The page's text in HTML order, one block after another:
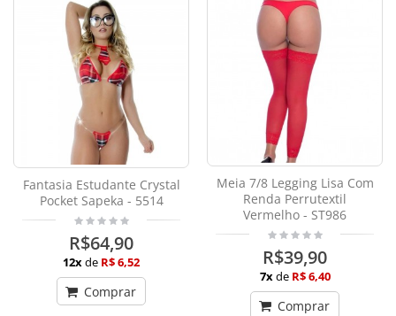
Fantasia Estudante Crystal
Pocket Sapeka - 5514
R$64,90
12xde R$ 6,52
Comprar
Meia 7/8 Legging Lisa Com
Renda Perrutextil
Vermelho - ST986
R$39,90
7xde R$ 6,40
Comprar